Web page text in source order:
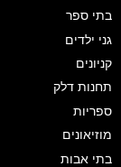
בתי ספר
גני ילדים
קניונים
תחנות דלק
ספריות
מוזיאונים
בתי אבות